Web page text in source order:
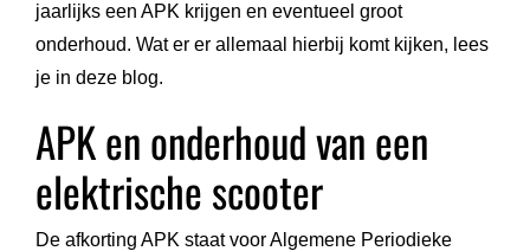
jaarlijks een APK krijgen en eventueel groot
onderhoud. Wat er er allemaal hierbij komt kijken, lees
je in deze blog.
APK en onderhoud van een
elektrische scooter
De afkorting APK staat voor Algemene Periodieke